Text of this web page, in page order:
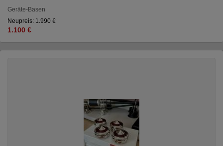
Geräte-Basen
Neupreis: 1.990 €
1.100 €